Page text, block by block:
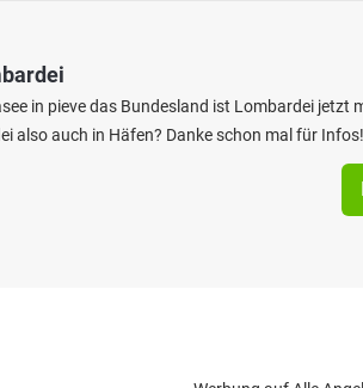
in pieve das Bundesland ist Lombardei
also auch in Häfen? Danke schon mal für Infos!